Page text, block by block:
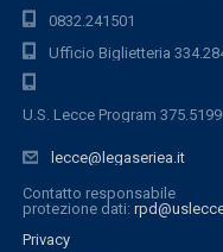
0832.241501
Ufficio Biglietteria
U.S. Lecce Program
lecce@legaseriea.it
Contatto responsabile
protezione dati:
Privacy